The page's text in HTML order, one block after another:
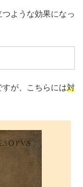
ような効果になっ
すが、こちらには対